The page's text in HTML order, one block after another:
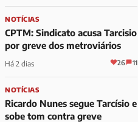
NOTÍCIAS
CPTM: Sindicato acusa Tarcisio
por greve dos metroviários
Há 2 dias 26 11
NOTÍCIAS
Ricardo Nunes segue Tarcísio e
sobe tom contra greve